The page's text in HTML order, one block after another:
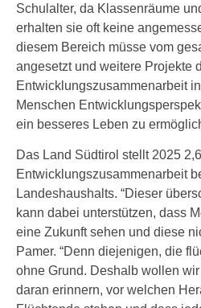
Schulalter, da Klassenräume
erhalten sie oft keine
diesem Bereich müsse vom
angesetzt und weitere Projekte
Entwicklungszusammenarbeit
Menschen
ein besseres Leben zu
Das Land Südtirol stellt 2025
Entwicklungszusammenarbeit
Landeshaushalts. “Dieser
kann dabei unterstützen, dass
eine Zukunft sehen und diese
Pamer. “Denn diejenigen, die
ohne Grund. Deshalb wollen
daran erinnern, vor welchen